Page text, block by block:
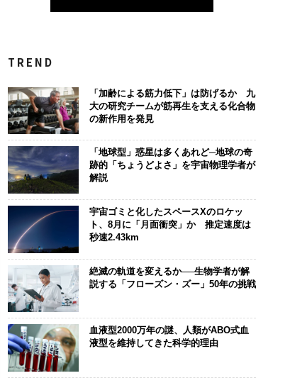
TREND
「加齢による筋力低下」は防げるか 九
大の研究チームが筋再生を支える化合物
の新作用を発見
「地球型」惑星は多くあれど─地球の奇
跡的「ちょうどよさ」を宇宙物理学者が
解説
宇宙ゴミと化したスペースXのロケッ
ト、8月に「月面衝突」か 推定速度は
秒速2.43km
絶滅の軌道を変えるか──生物学者が解
説する「フローズン・ズー」50年の挑戦
血液型2000万年の謎、人類がABO式血
液型を維持してきた科学的理由